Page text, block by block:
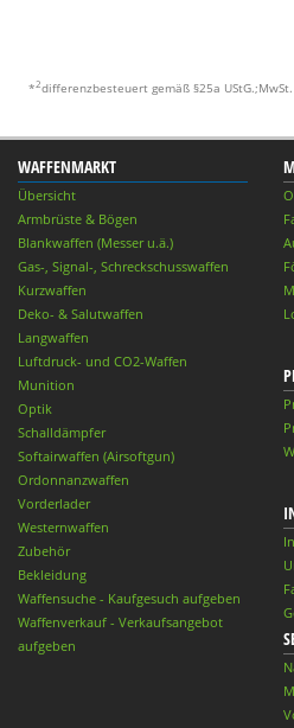
*2differenzbesteuert gemäß §25a
WAFFENMARKT
Übersicht
Armbrüste & Bögen
Blankwaffen (Messer u.ä.)
Gas-, Signal-, Schreckschusswaffen
Kurzwaffen
Deko- & Salutwaffen
Langwaffen
Luftdruck- und CO2-Waffen
Munition
Optik
Schalldämpfer
Softairwaffen (Airsoftgun)
Ordonnanzwaffen
Vorderlader
Westernwaffen
Zubehör
Bekleidung
Waffensuche - Kaufgesuch aufgeben
Waffenverkauf - Verkaufsangebot
aufgeben